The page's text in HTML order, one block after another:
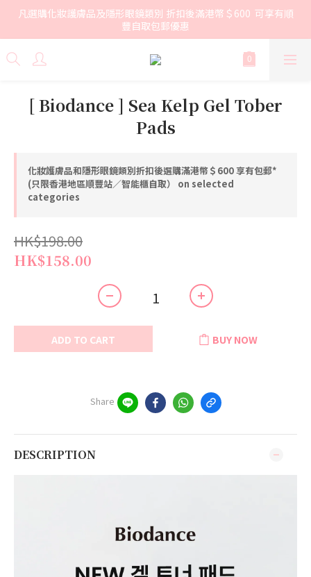
凡選購化妝護膚品及隱形眼鏡類別 折扣後滿港幣＄600  可享有順
豐自取包郵優惠
[ Biodance ] Sea Kelp Gel Tober
Pads
化妝護膚品和隱形眼鏡類別折扣後選購滿港幣＄600 享有包郵*
(只限香港地區順豐站／智能櫃自取） on selected
categories
HK$198.00
HK$158.00
ADD TO CART BUY NOW
Share
DESCRIPTION